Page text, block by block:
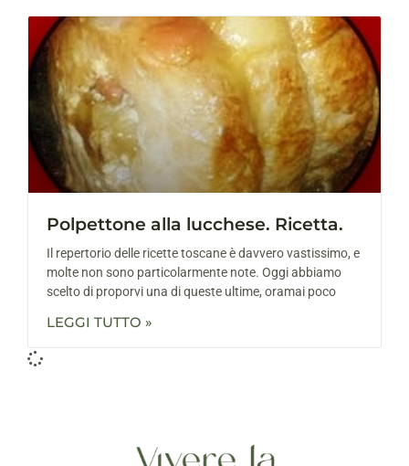
Polpettone alla lucchese. Ricetta.
Il repertorio delle ricette toscane è davvero vastissimo, e
molte non sono particolarmente note. Oggi abbiamo
scelto di proporvi una di queste ultime, oramai poco
LEGGI TUTTO »